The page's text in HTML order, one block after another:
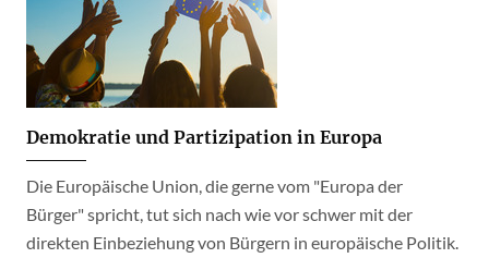
Demokratie und Partizipation in Europa
Die Europäische Union, die gerne vom "Europa der
Bürger" spricht, tut sich nach wie vor schwer mit der
direkten Einbeziehung von Bürgern in europäische Politik.